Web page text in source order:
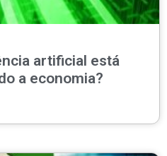
artificial está
a economia?